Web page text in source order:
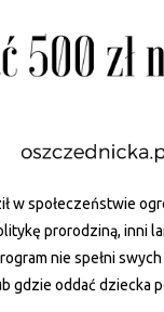
w społeczeństwie
prorodziną, inni
nie spełni
gdzie oddać dziecka